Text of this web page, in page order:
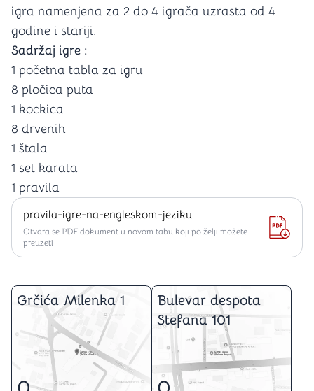
igra namenjena za 2 do 4 igrača uzrasta od 4
godine i stariji.
Sadržaj igre :
1 početna tabla za igru
8 pločica puta
1 kockica
8 drvenih
1 štala
1 set karata
1 pravila
pravila-igre-na-engleskom-jeziku
Otvara se PDF dokument u novom tabu koji po želji možete
preuzeti
Grčića Milenka 1
Bulevar despota
Stefana 101